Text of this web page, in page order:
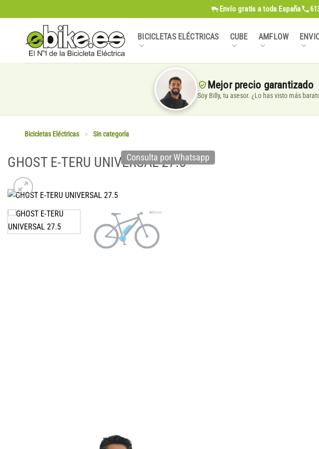
al
contenido
Envío gratis a toda España
BICICLETAS ELÉCTRICAS CUBE AMFLOW
Mejor precio garantizado
Soy Billy, tu asesor. ¿Lo has visto más
Bicicletas Eléctricas > Sin categoría
GHOST E-TERU UNIVERSAL 27.5
Consulta por Whatsapp